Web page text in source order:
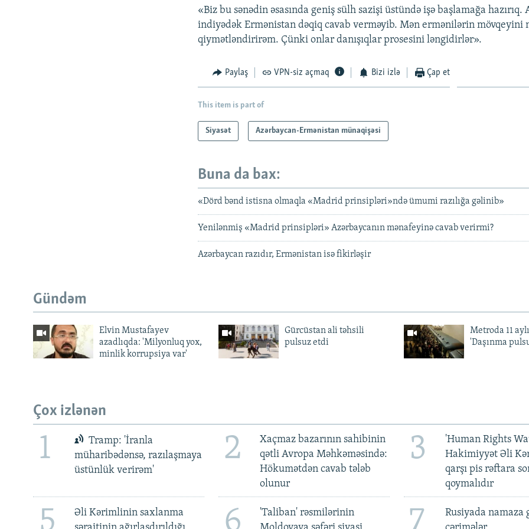
«Biz bu sənədin əsasında geniş sülh sazişi üstündə işə başlamağa hazırıq.
indiyədək Ermənistan dəqiq cavab verməyib. Mən ermənilərin mövqeyini
qiymətləndirirəm. Çünki onlar danışıqlar prosesini ləngidirlər».
Paylaş VPN-siz açmaq Bizi izlə Çap et
This item is part of
Siyasət Azərbaycan-Ermənistan münaqişəsi
Buna da bax:
«Dörd bənd istisna olmaqla «Madrid prinsipləri»ndə ümumi razılığa gəlinib»
Yenilənmiş «Madrid prinsipləri» Azərbaycanın mənafeyinə cavab verirmi?
Azərbaycan razıdır, Ermənistan isə fikirləşir
Gündəm
Elvin Mustafayev
azadlıqda: 'Milyonluq yox,
minlik korrupsiya var'
Gürcüstan ali təhsili
pulsuz etdi
Metroda 11
'Daşınma
Çox izlənən
1
Tramp: 'İranla
müharibədənsə, razılaşmaya
üstünlük verirəm'
2
Xaçmaz bazarının sahibinin
qətli Avropa Məhkəməsində:
Hökumətdən cavab tələb
olunur
3
'Human Rights
Hakimiyyət Əli
qarşı pis rəftara
qoymalıdır
Əli Kərimlinin saxlanma
'Taliban' rəsmilərinin
Rusiyada namaza